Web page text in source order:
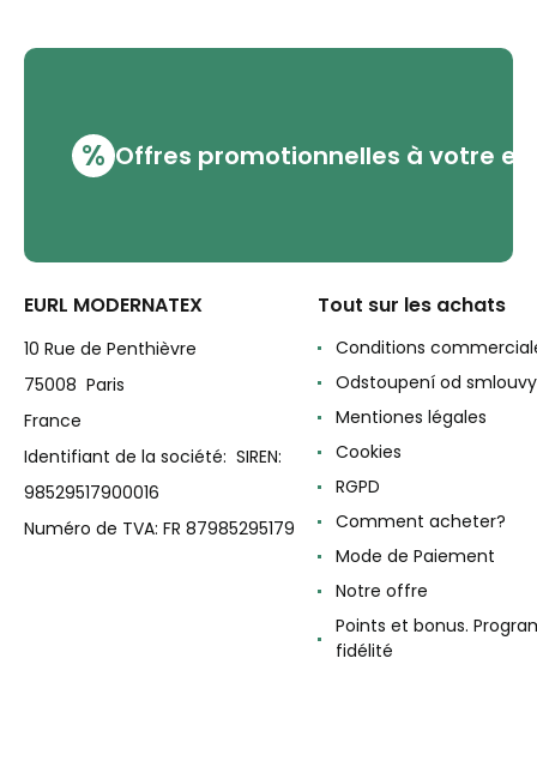
% Offres promotionnelles à votre
EURL MODERNATEX
10 Rue de Penthièvre
75008 Paris
France
Identifiant de la société: SIREN:
98529517900016
Numéro de TVA: FR 87985295179
Tout sur les achats
Conditions
Odstoupení od smlouvy
Mentiones légales
Cookies
RGPD
Comment acheter?
Mode de Paiement
Notre offre
Points et bonus.
fidélité